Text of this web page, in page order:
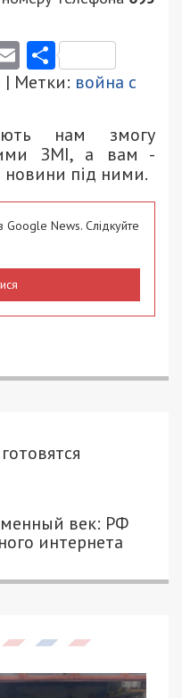
Email
| Метки: война с
нам змогу
ЗМІ, а вам -
новини під ними.
News. Слідкуйте
3291
области готовы
по вопросам